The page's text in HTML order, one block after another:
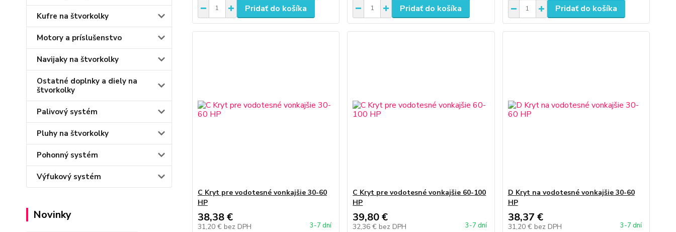
Kufre na štvorkolky
Motory a príslušenstvo
Navijaky na štvorkolky
Ostatné doplnky a diely na
štvorkolky
Palivový systém
Pluhy na štvorkolky
Pohonný systém
Výfukový systém
Novinky
Pridať do košíka Pridať do košíka Pridať do košíka
C Kryt pre vodotesné vonkajšie 30-60
HP
38,38 €
31,20 € bez DPH 3-7 dní
C Kryt pre vodotesné vonkajšie 60-100
HP
39,80 €
32,36 € bez DPH 3-7 dní
D Kryt na vodotesné vonkajšie 30-60
HP
38,37 €
31,20 € bez DPH 3-7 dní